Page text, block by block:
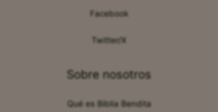
Facebook
Twitter/X
Sobre nosotros
Qué es Biblia Bendita